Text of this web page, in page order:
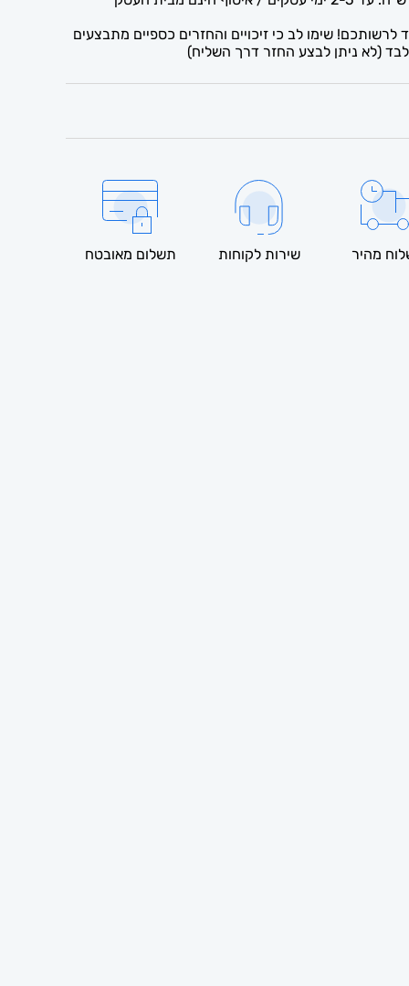
לרשותכם! שימו לב כי זיכויים והחזרים כספיים מתבצעים
(לא ניתן לבצע החזר דרך השליח)
מהיר שירות לקוחות תשלום מאובטח